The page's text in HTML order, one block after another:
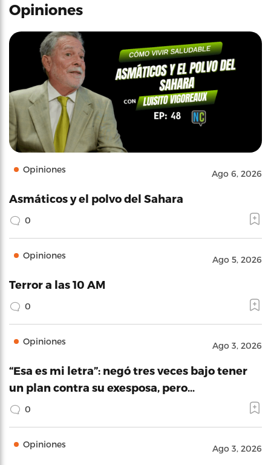
Opiniones
Opiniones Ago 6, 2026
Asmáticos y el polvo del Sahara
0
Opiniones Ago 5, 2026
Terror a las 10 AM
0
Opiniones Ago 3, 2026
“Esa es mi letra”: negó tres veces bajo tener
un plan contra su exesposa, pero…
0
Opiniones Ago 3, 2026